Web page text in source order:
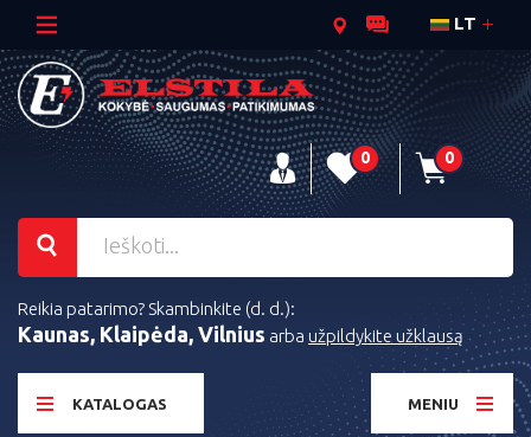
LT
0 0
Reikia patarimo? Skambinkite (d. d.):
Kaunas, Klaipėda, Vilnius arba užpildykite užklausą
KATALOGAS MENIU